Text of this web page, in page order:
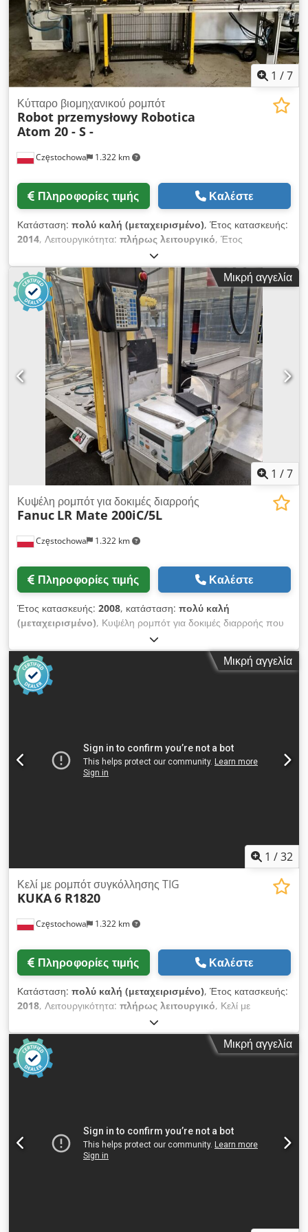
1 /7
Częstochowa 1.322 km
Κύτταρο βιομηχανικού ρομπότ
Robot przemysłowy Robotica
Atom 20 - S -
Πληροφορίες τιμής Καλέστε
Κατάσταση: πολύ καλή (μεταχειρισμένο), Έτος κατασκευής:
2014, Λειτουργικότητα: πλήρως λειτουργικό, Έτος
παραγωγής: 2014 Ωφέλιμο φορτίο: 20kg Csdpfxer Aka Aj Ap
Isrf Εμβέλεια: 1726mm
Μικρή αγγελία
1 /7
Częstochowa 1.322 km
Κυψέλη ρομπότ για δοκιμές διαρροής
Fanuc LR Mate 200iC/5L
Πληροφορίες τιμής Καλέστε
Έτος κατασκευής: 2008, κατάσταση: πολύ καλή
(μεταχειρισμένο), Κυψέλη ρομπότ για δοκιμές διαρροής που
αποτελείται από: Ρομπότ FANUC LR Mate 200iC/5L - 2008,
Τραπέζι για μετρήσεις, εξοπλισμένο με 8 κουρτίνες φωτός,
Cedjn D D E Tspfx Ap Ierf 2 τεμάχια εξοπλισμού Innomatec
για δοκιμές στεγανότητας, τύπου LTC - 502. Η κυψέλη διαθέτει
σύστημα ασφαλείας και CE
Μικρή αγγελία
1 /32
Częstochowa 1.322 km
Κελί με ρομπότ συγκόλλησης TIG
KUKA6 R1820
Πληροφορίες τιμής Καλέστε
Κατάσταση: πολύ καλή (μεταχειρισμένο), Έτος κατασκευής:
2018, Λειτουργικότητα: πλήρως λειτουργικό, Κελί με
ρομπότικο σύστημα συγκόλλησης TIG Εξοπλισμός:
Περιστρέφιμη επιφάνεια συγκόλλησης – με δύο εναλλάξιμα
πλάισια Βιομηχανικός ρομποτικός βραχίονας KUKA KR6 R1820
Έτος κατασκευής: 2018 Αριθμός σειράς: 425602 Βάρος: 168
kg Μέγιστο ωφέλιμο φορτίο: 6 kg Εμβέλεια: 1820 mm Συστήμα
Αριθμός σειράς: 19840519 Δύο συστήματα εξαγωγής καπνών
συγκόλλησης TEKA Caremaster BIA Ροή αέρα: 2200 m³/h
Παράμετροι σύνδεσης: 400 V / 50 Hz / 2,5 A Ισχύς: 1,1 kW
Μικρή αγγελία